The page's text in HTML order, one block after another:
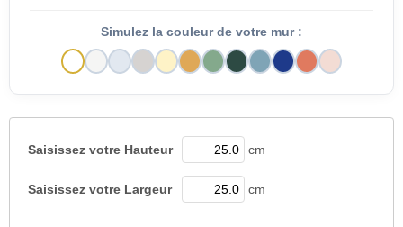
Simulez la couleur de votre mur :
Saisissez votre Hauteur cm
Saisissez votre Largeur cm